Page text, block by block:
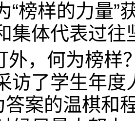
“榜样的力量”
集体代表过往
外，何为榜样
访了学生年度
答案的温棋和